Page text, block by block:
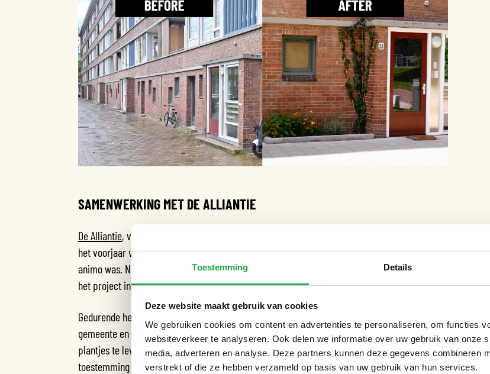
Toestemming Details
Deze website maakt gebruik van cookies
We gebruiken cookies om content en advertenties te personaliseren, om functies
websiteverkeer te analyseren. Ook delen we informatie over uw gebruik van onze
media, adverteren en analyse. Deze partners kunnen deze gegevens combineren
verstrekt of die ze hebben verzameld op basis van uw gebruik van hun services.
SAMENWERKING MET DE ALLIANTIE
De Alliantie, verantwoordelijk voor de drie wooncomplexen, stond volledig achter het idee. In
het voorjaar van 2024 hield de bewonerscommissie een enquête om te peilen of er voldoende
animo was. Na een positieve uitkomst volgden er meerdere overleggen met de Alliantie om
het project in goede banen te leiden.
Gedurende het proces speelde de Alliantie een faciliterende rol. Ze legden contact met de
gemeente en Amsterdam Weerproof, en werkten samen met groenbedrijf Van der Tol om de
plantjes te leveren. Ook hielpen ze de bewonerscommissie bij het verzamelen van
toestemming van bewoners op de begane grond.